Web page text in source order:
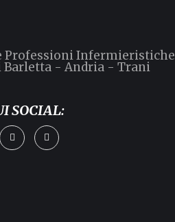
Professioni Infermieristiche
Barletta - Andria - Trani
SOCIAL: